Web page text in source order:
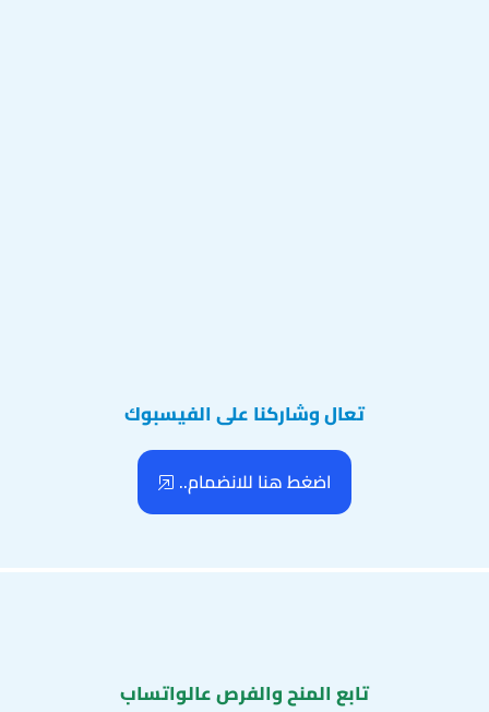
تعال وشاركنا على الفيسبوك
اضغط هنا للانضمام..
تابع المنح والفرص عالواتساب